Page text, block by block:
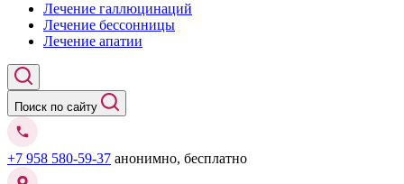
Лечение галлюцинаций
Лечение бессонницы
Лечение апатии
Поиск по сайту
+7 958 580-59-37 анонимно, бесплатно